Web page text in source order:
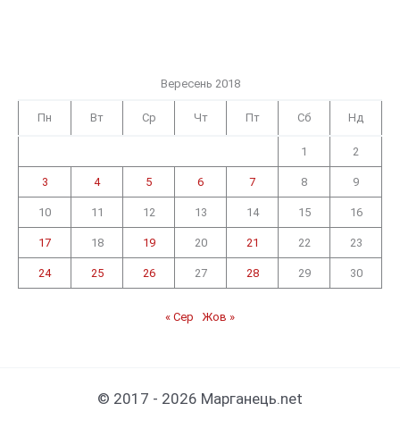
Вересень 2018
Пн Вт Ср Чт Пт Сб Нд
1 2
3 4 5 6 7 8 9
10 11 12 13 14 15 16
17 18 19 20 21 22 23
24 25 26 27 28 29 30
« Сер Жов »
© 2017 - 2026 Марганець.net